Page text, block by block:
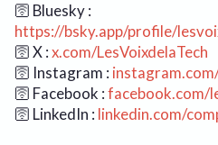
🛜 Bluesky :
https://bsky.app/profile/
🛜 X :x.com/LesVoixdelaTech
🛜 Instagram :
🛜 Facebook :facebook.com/
🛜 LinkedIn : linkedin.com/